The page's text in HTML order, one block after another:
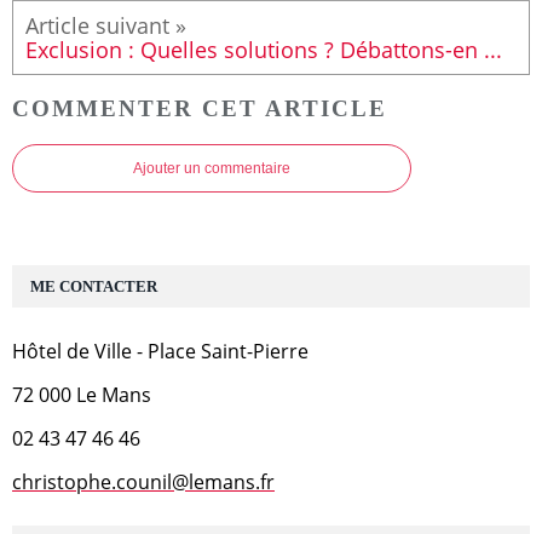
Exclusion : Quelles solutions ? Débattons-en ...
COMMENTER CET ARTICLE
Ajouter un commentaire
ME CONTACTER
Hôtel de Ville - Place Saint-Pierre
72 000 Le Mans
02 43 47 46 46
christophe.counil@lemans.fr